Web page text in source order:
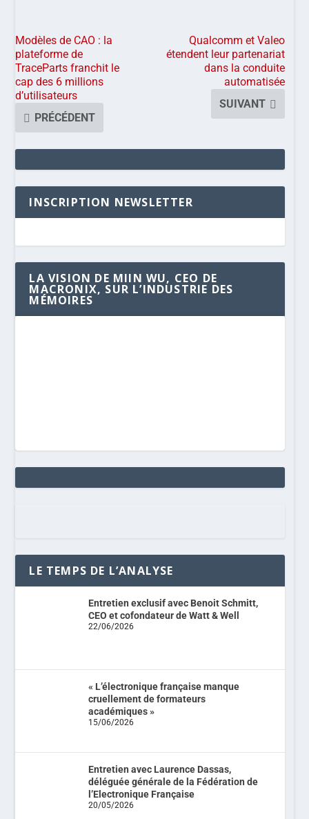
Modèles de CAO : la
plateforme de
TraceParts franchit le
cap des 6 millions
d’utilisateurs
PRÉCÉDENT
Qualcomm et Valeo
étendent leur partenariat
dans la conduite
automatisée
SUIVANT
INSCRIPTION NEWSLETTER
LA VISION DE MIIN WU, CEO DE
MACRONIX, SUR L’INDUSTRIE DES
MÉMOIRES
LE TEMPS DE L’ANALYSE
Entretien exclusif avec Benoit Schmitt,
CEO et cofondateur de Watt & Well
22/06/2026
« L’électronique française manque
cruellement de formateurs
académiques »
15/06/2026
Entretien avec Laurence Dassas,
déléguée générale de la Fédération de
l’Electronique Française
20/05/2026